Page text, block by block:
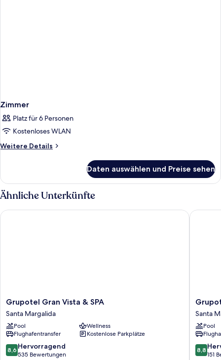
Zimmer
Platz für 6 Personen
Kostenloses WLAN
Weitere Details
Weitere
Daten auswählen und Preise sehen
Ähnliche Unterkünfte
Grupotel
Gran
Vista
&
SPA
Santa
Margalida
Grupotel Gran Vista & SPA
Santa Margalida
Pool
Wellness
Flughafentransfer
Kostenlose Parkplätze
8.6
von
8,6 Hervorragend
535 Bewertungen
Grupotel Gran Vista & SPA
Santa
Santa
Pool
8.8
von
8,8
151